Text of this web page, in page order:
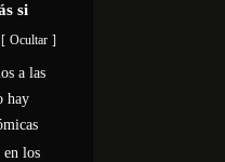
si
Ocultar
a las
hay
en los